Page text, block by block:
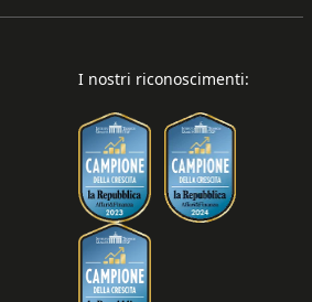
I nostri riconoscimenti: